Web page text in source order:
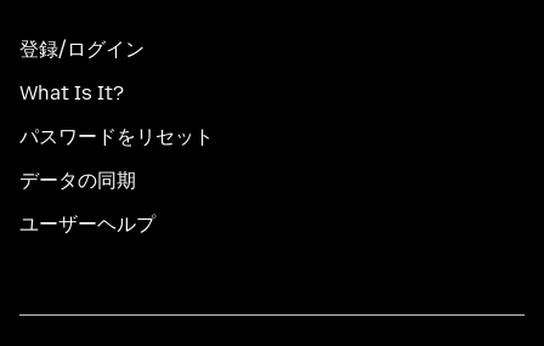
登録/ログイン
What Is It?
パスワードをリセット
データの同期
ユーザーヘルプ